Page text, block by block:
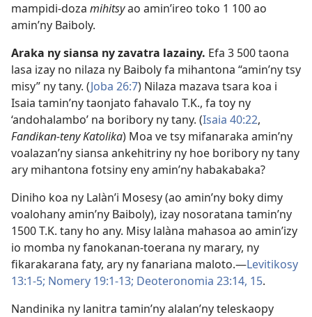
mampidi-doza mihitsyao amin’ireo toko 1 100 ao
amin’ny Baiboly.
Araka ny siansa ny zavatra lazainy. Efa 3 500 taona
lasa izay no nilaza ny Baiboly fa mihantona “amin’ny tsy
misy” ny tany. (Joba 26:7) Nilaza mazava tsara koa i
Isaia tamin’ny taonjato fahavalo T.K., fa toy ny
‘andohalambo’ na boribory ny tany. (Isaia 40:22,
Fandikan-teny Katolika) Moa ve tsy mifanaraka amin’ny
voalazan’ny siansa ankehitriny ny hoe boribory ny tany
ary mihantona fotsiny eny amin’ny habakabaka?
Diniho koa ny Lalàn’i Mosesy (ao amin’ny boky dimy
voalohany amin’ny Baiboly), izay nosoratana tamin’ny
1500 T.K. tany ho any. Misy lalàna mahasoa ao amin’izy
io momba ny fanokanan-toerana ny marary, ny
fikarakarana faty, ary ny fanariana maloto.—Levitikosy
13:1-5; Nomery 19:1-13; Deoteronomia 23:14, 15.
Nandinika ny lanitra tamin’ny alalan’ny teleskaopy